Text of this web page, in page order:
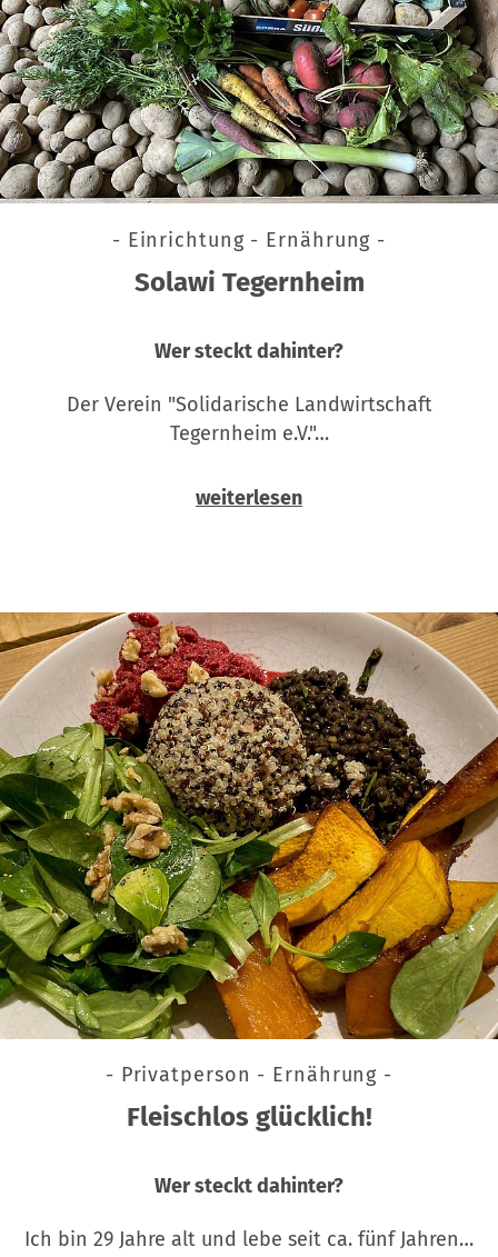
- Einrichtung - Ernährung -
Solawi Tegernheim
Wer steckt dahinter?
Der Verein "Solidarische Landwirtschaft
Tegernheim e.V."…
weiterlesen
- Privatperson - Ernährung -
Fleischlos glücklich!
Wer steckt dahinter?
Ich bin 29 Jahre alt und lebe seit ca. fünf Jahren…